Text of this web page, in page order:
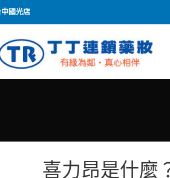
國光店
喜力昂是什麼